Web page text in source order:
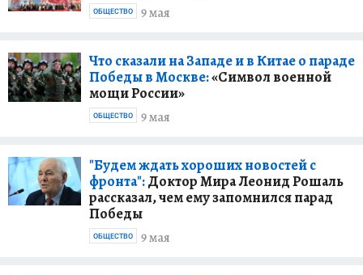
9 мая
ОБЩЕСТВО
Что сказали на Западе и в Китае о параде
Победы в Москве:«Символ военной
мощи России»
9 мая
ОБЩЕСТВО
"Будем ждать хороших новостей с
фронта":Доктор Мира Леонид Рошаль
рассказал, чем ему запомнился парад
Победы
9 мая
ОБЩЕСТВО